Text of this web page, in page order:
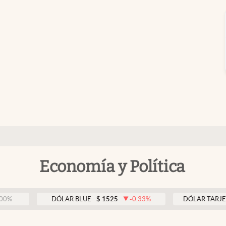
Economía y Política
DÓLAR BLUE $ 1525 -0.33 % DÓLAR TARJETA $